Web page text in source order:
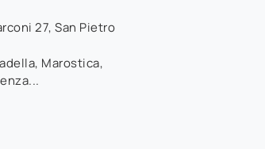
27,San Pietro
Marostica,